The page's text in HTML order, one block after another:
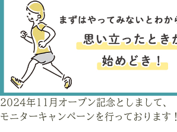
2024年11月オープン記念としまして、
モニターキャンペーンを行っております！